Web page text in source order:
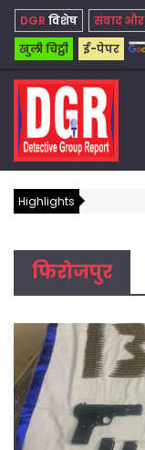
DGR विशेष संवाद और
खुली चिट्ठी
ई-पेपर
Highlights
फिरोजपुर